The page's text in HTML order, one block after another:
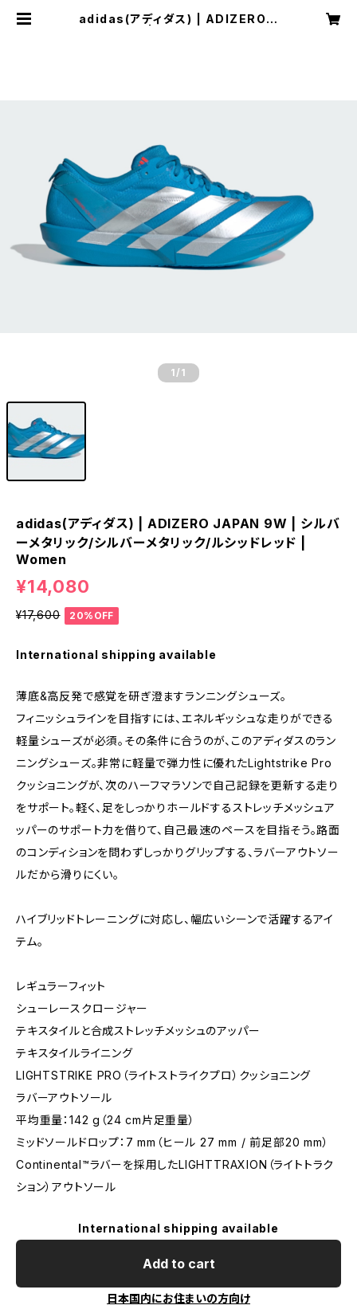
adidas(アディダス) | ADIZERO J
1 /1
adidas(アディダス) | ADIZERO JAPAN 9W | シルバ
ーメタリック/シルバーメタリック/ルシッドレッド |
Women
¥14,080
¥17,600 20%OFF
International shipping available
薄底&高反発で​感覚を研ぎ澄ます​ランニングシューズ​。
フィニッシュラインを目指すには、エネルギッシュな走りができる
軽量シューズが必須。その条件に合うのが、このアディダスのラン
ニングシューズ。非常に軽量で弾力性に優れたLightstrike Pro
クッショニングが、次のハーフマラソンで自己記録を更新する走り
をサポート。軽く、足をしっかりホールドするストレッチメッシュア
ッパーのサポート力を借りて、自己最速のペースを目指そう。路面
のコンディションを問わずしっかりグリップする、ラバーアウトソー
ルだから滑りにくい。
ハイブリッドトレーニングに対応し、幅広いシーンで活躍するアイ
テム。
レギュラーフィット
シューレースクロージャー
テキスタイルと合成ストレッチメッシュのアッパー
テキスタイルライニング
LIGHTSTRIKE PRO（ライトストライクプロ）クッショニング
ラバーアウトソール
平均重量：142 g（24 cm片足重量）
ミッドソールドロップ：7 mm（ヒール 27 mm / 前足部20 mm）
Continental™ラバーを採用したLIGHTTRAXION（ライトトラク
ション）アウトソール
International shipping available
Add to cart
日本国内にお住まいの方向け